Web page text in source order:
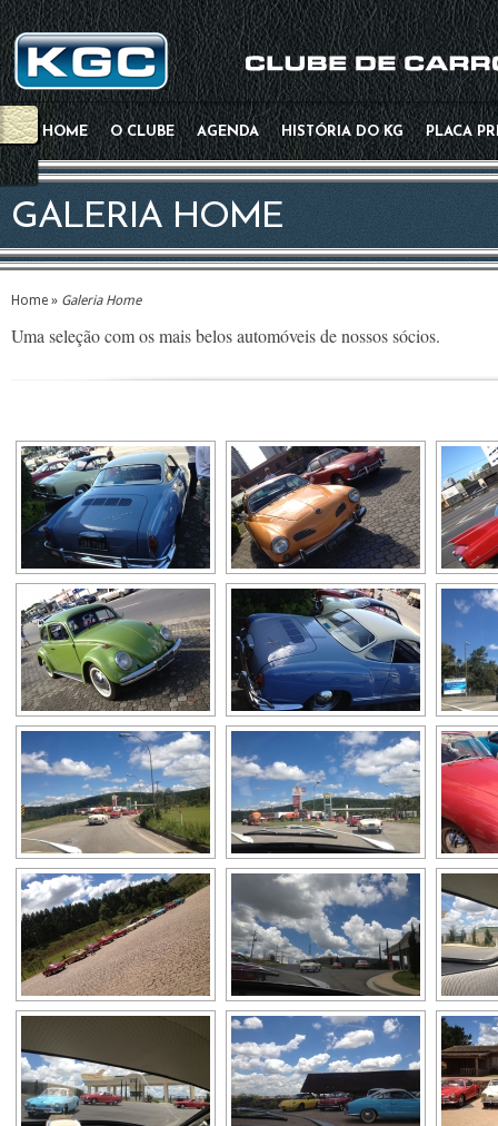
HOME O CLUBE AGENDA HISTÓRIA DO KG PLACA
GALERIA HOME
Home » Galeria Home
Uma seleção com os mais belos automóveis de nossos sócios.